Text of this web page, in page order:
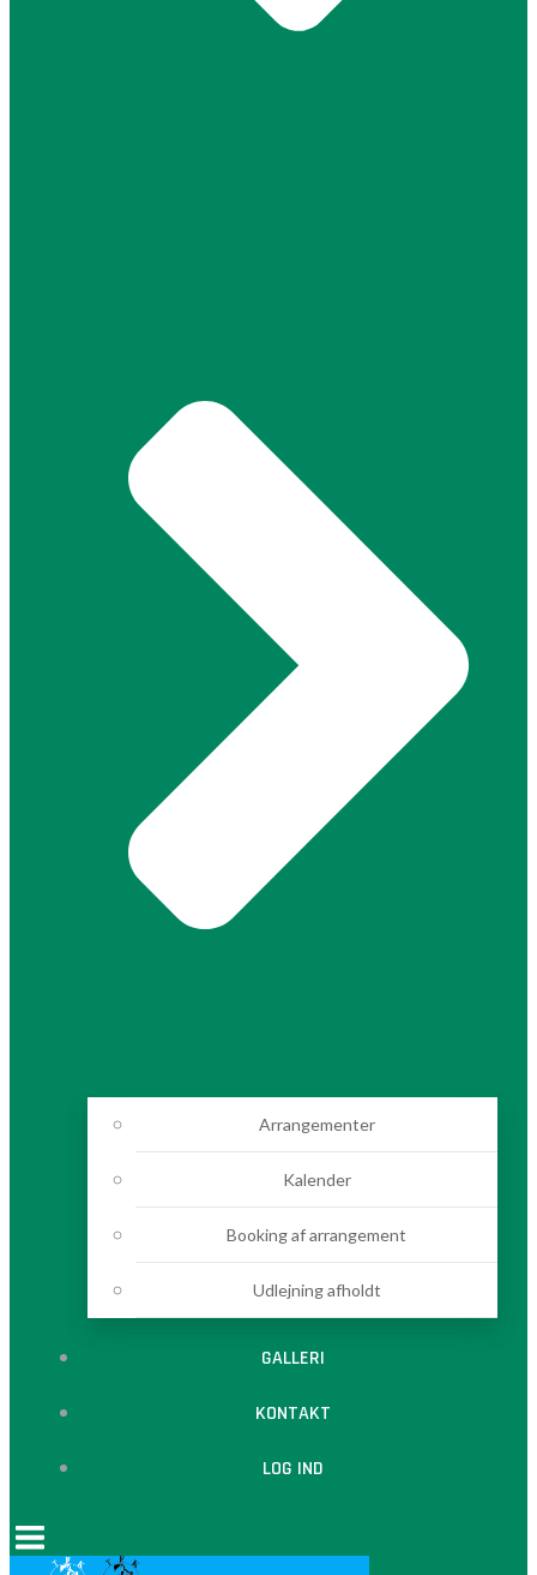
Arrangementer
Kalender
Booking af arrangement
Udlejning afholdt
GALLERI
KONTAKT
LOG IND